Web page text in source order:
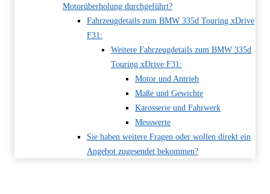
Motorüberholung durchgeführt?
Fahrzeugdetails zum BMW 335d Touring xDrive
F31:
Weitere Fahrzeugdetails zum BMW 335d
Touring xDrive F31:
Motor und Antrieb
Maße und Gewichte
Karosserie und Fahrwerk
Messwerte
Sie haben weitere Fragen oder wollen direkt ein
Angebot zugesendet bekommen?